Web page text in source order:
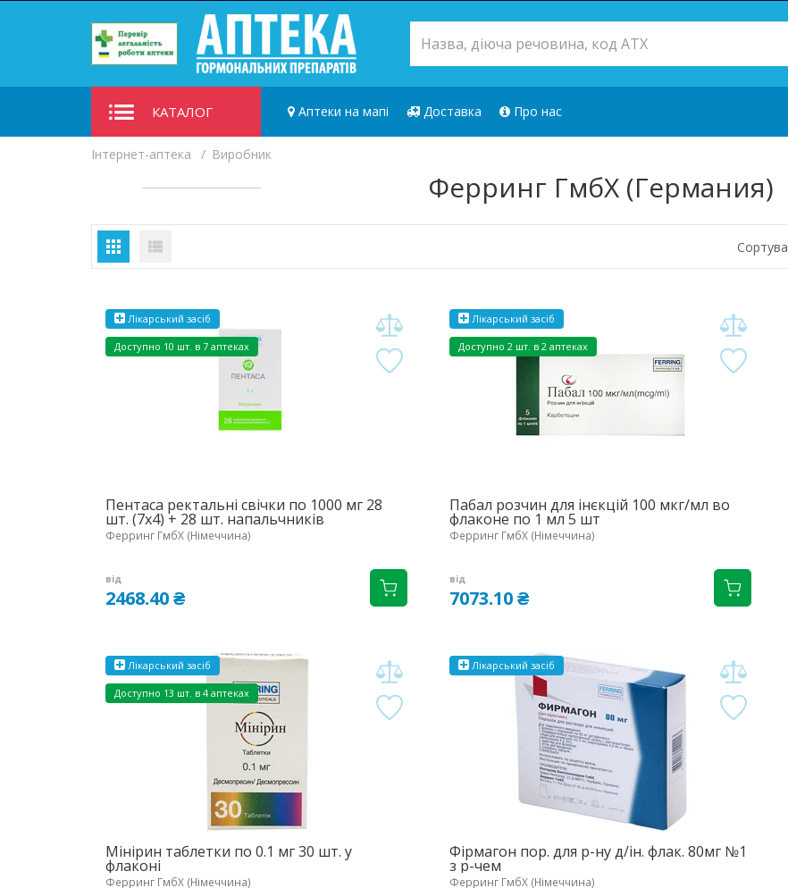
КАТАЛОГ Аптеки на мапі Доставка Про нас
Iнтернет-аптека Виробник
Ферринг ГмбХ (Германия)
Лікарський засіб
Доступно 10 шт. в 7 аптеках
Пентаса ректальні свічки по 1000 мг 28
шт. (7х4) + 28 шт. напальчників
Ферринг ГмбХ (Німеччина)
від
2468.40 ₴
Лікарський засіб
Доступно 2 шт. в 2 аптеках
Пабал розчин для інєкцій 100 мкг/мл во
флаконе по 1 мл 5 шт
Ферринг ГмбХ (Німеччина)
від
7073.10 ₴
Лікарський засіб
Доступно 13 шт. в 4 аптеках
Мінірин таблетки по 0.1 мг 30 шт. у
флаконі
Ферринг ГмбХ (Німеччина)
Лікарський засіб
Фірмагон пор. для р-ну д/ін. флак. 80мг №1
з р-чем
Ферринг ГмбХ (Німеччина)